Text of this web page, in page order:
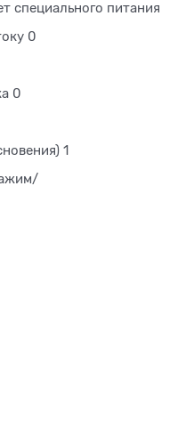
специального питания
0
0
1